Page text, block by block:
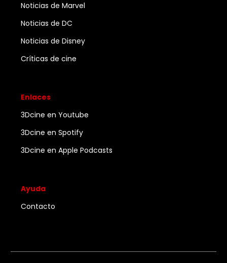
Noticias de Marvel
Noticias de DC
Noticias de Disney
Críticas de cine
Enlaces
3Dcine en Youtube
3Dcine en Spotify
3Dcine en Apple Podcasts
Ayuda
Contacto